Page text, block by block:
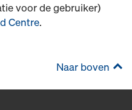
voor de gebruiker)
Centre.
Naar boven